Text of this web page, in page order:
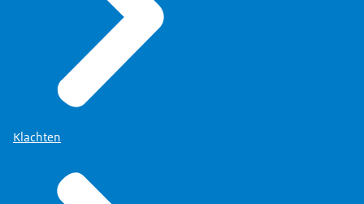
Klachten